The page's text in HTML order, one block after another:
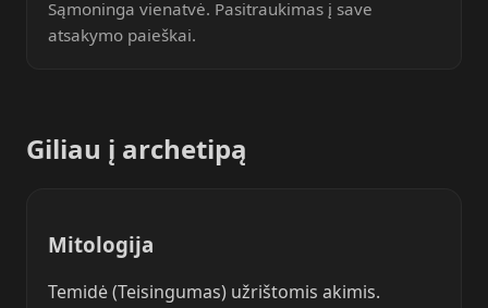
Sąmoninga vienatvė. Pasitraukimas į save
atsakymo paieškai.
Giliau į archetipą
Mitologija
Temidė (Teisingumas) užrištomis akimis.